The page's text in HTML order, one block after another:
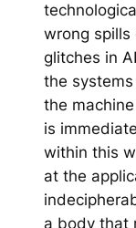
wrong spills
glitches in
the
the
is
within this
at the
a body that